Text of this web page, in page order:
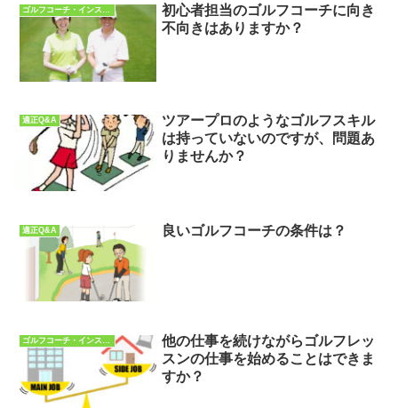
ゴルフコーチ・インストラクターQ&A
初心者担当のゴルフコーチに向き
不向きはありますか？
適正Q&A
ツアープロのようなゴルフスキル
は持っていないのですが、問題あ
りませんか？
適正Q&A 良いゴルフコーチの条件は？
他の仕事を続けながらゴルフレッ
スンの仕事を始めることはできま
すか？